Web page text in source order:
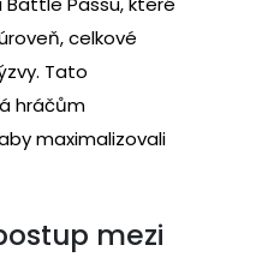
celkové
Tato
hráčům
maximalizovali
mezi